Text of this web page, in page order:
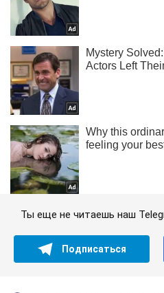
Ты еще не читаешь наш
Подписаться